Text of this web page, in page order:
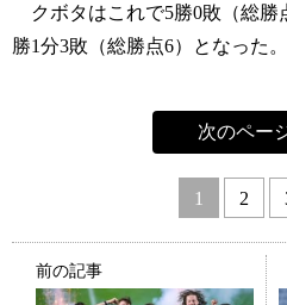
クボタはこれで5勝0敗（総勝
勝1分3敗（総勝点6）となった。
次のペー
1 2
前の記事